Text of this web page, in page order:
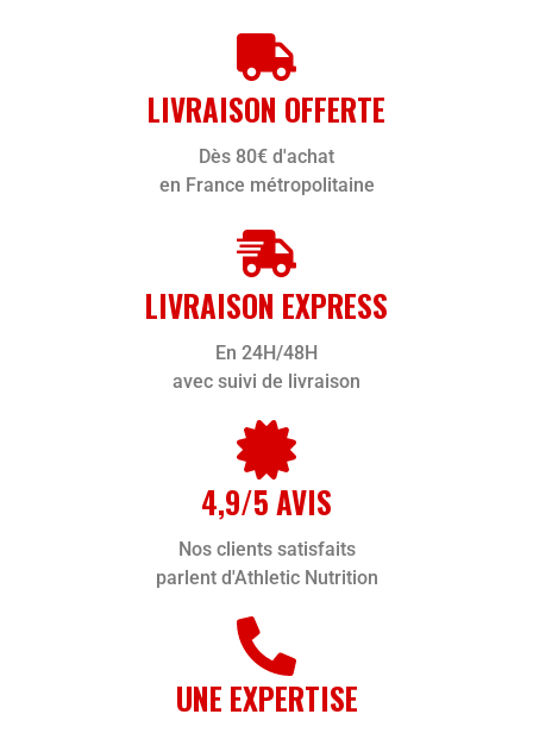
LIVRAISON OFFERTE
Dès 80€ d'achat
en France métropolitaine
LIVRAISON EXPRESS
En 24H/48H
avec suivi de livraison
4,9/5 AVIS
Nos clients satisfaits
parlent d'Athletic Nutrition
UNE EXPERTISE